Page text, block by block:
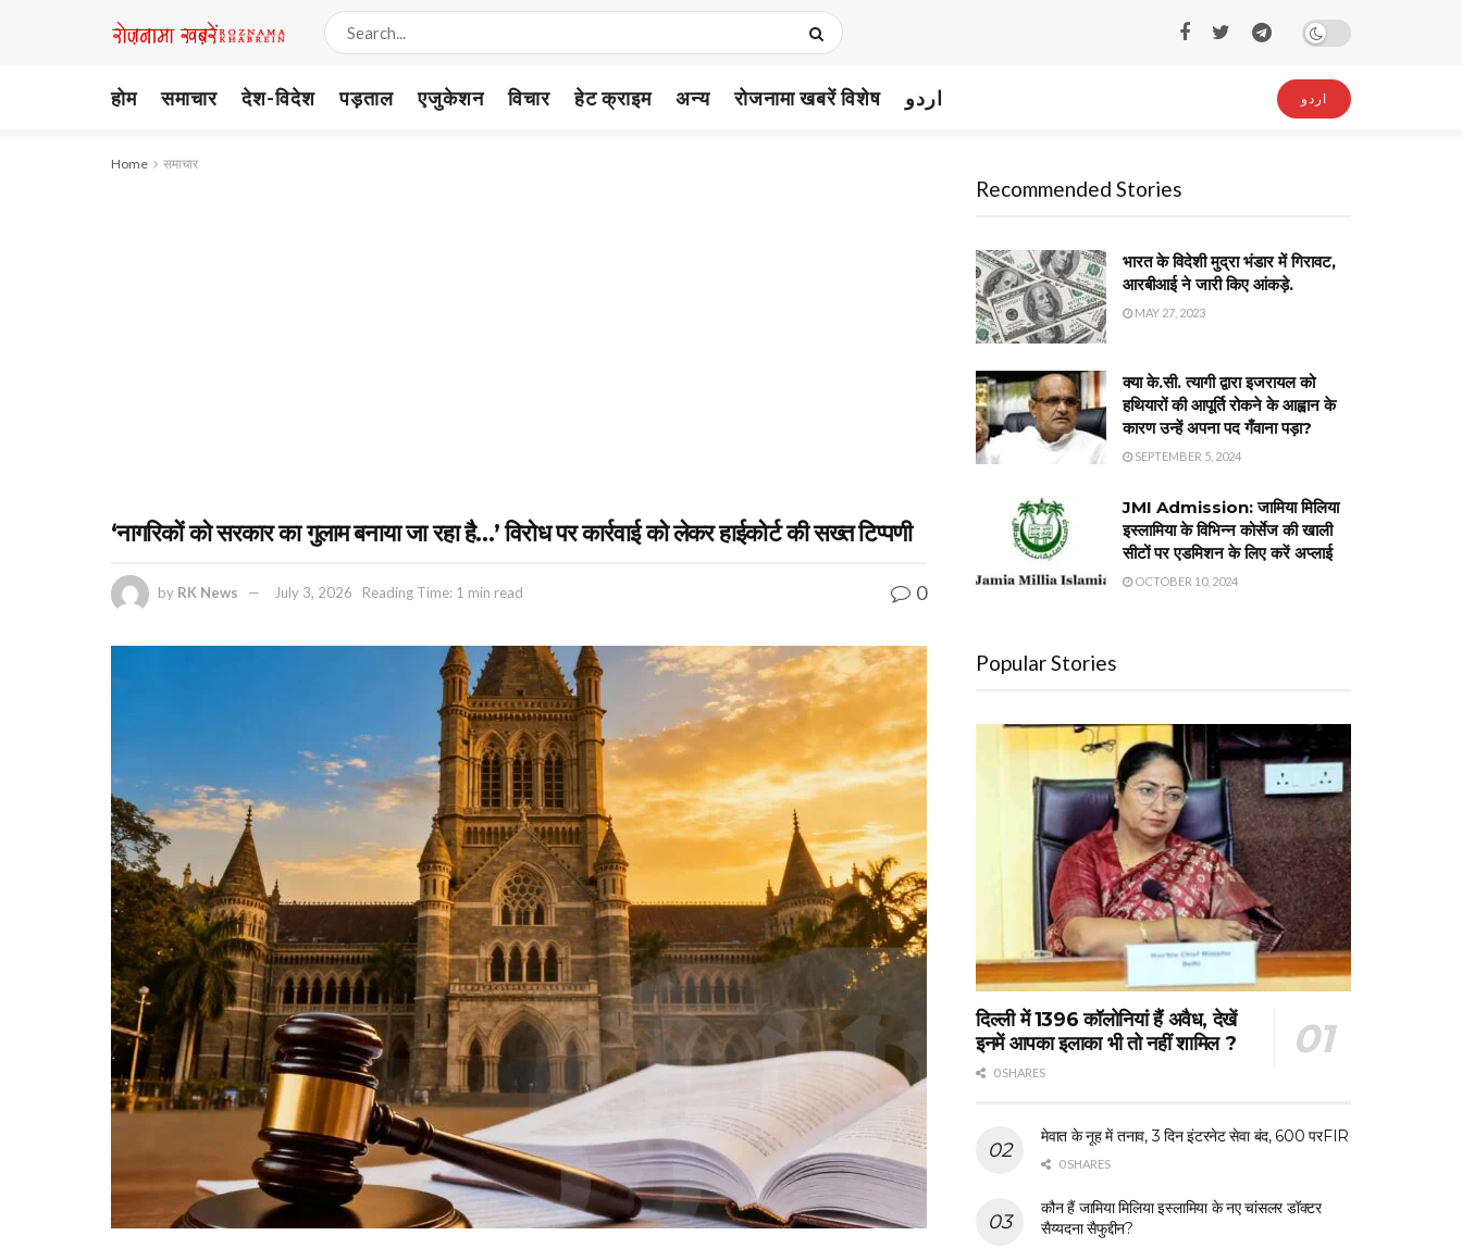
होम समाचार देश-विदेश पड़ताल एजुकेशन विचार हेट क्राइम अन्य रोजनामा खबरें विशेष اردو اردو
Home समाचार
‘नागरिकों को सरकार का गुलाम बनाया जा रहा है…’ विरोध पर कार्रवाई को लेकर हाईकोर्ट की सख्त टिप्पणी
by RK News July 3, 2026 Reading Time: 1 min read 0
Recommended Stories
भारत के विदेशी मुद्रा भंडार में गिरावट,
आरबीआई ने जारी किए आंकड़े.
MAY 27, 2023
क्या के.सी. त्यागी द्वारा इजरायल को
हथियारों की आपूर्ति रोकने के आह्वान के
कारण उन्हें अपना पद गँवाना पड़ा?
SEPTEMBER 5, 2024
JMI Admission: जामिया मिलिया
इस्लामिया के विभिन्न कोर्सेज की खाली
सीटों पर एडमिशन के लिए करें अप्लाई
OCTOBER 10, 2024
Popular Stories
दिल्ली में 1396 कॉलोनियां हैं अवैध, देखें
इनमें आपका इलाका भी तो नहीं शामिल ?
0 SHARES
मेवात के नूह में तनाव, 3 दिन इंटरनेट सेवा बंद, 600 परFIR
0 SHARES
कौन हैं जामिया मिलिया इस्लामिया के नए चांसलर डॉक्टर
सैय्यदना सैफुद्दीन?